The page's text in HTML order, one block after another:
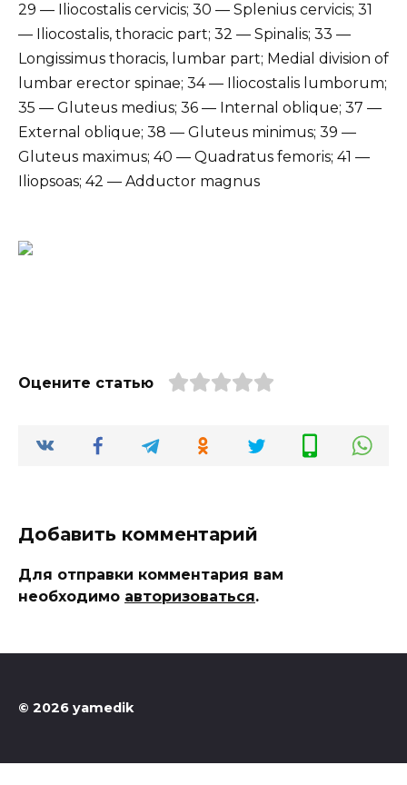
29 — Iliocostalis cervicis; 30 — Splenius cervicis; 31
— Iliocostalis, thoracic part; 32 — Spinalis; 33 —
Longissimus thoracis, lumbar part; Medial division of
lumbar erector spinae; 34 — Iliocostalis lumborum;
35 — Gluteus medius; 36 — Internal oblique; 37 —
External oblique; 38 — Gluteus minimus; 39 —
Gluteus maximus; 40 — Quadratus femoris; 41 —
Iliopsoas; 42 — Adductor magnus
Оцените статью
Добавить комментарий
Для отправки комментария вам
необходимо авторизоваться.
© 2026 yamedik